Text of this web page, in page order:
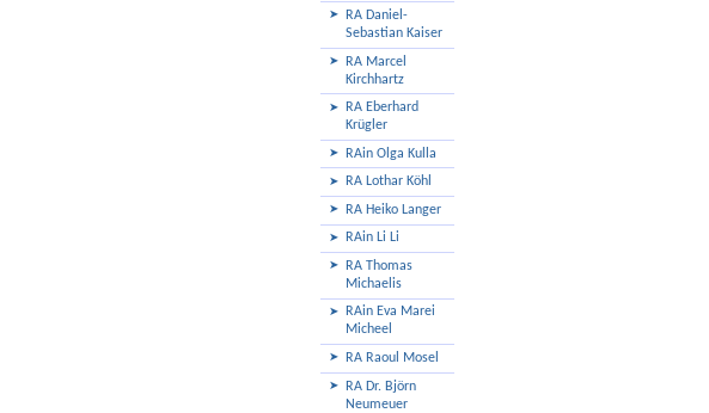
RA Daniel-
Sebastian Kaiser
RA Marcel
Kirchhartz
RA Eberhard
Krügler
RAin Olga Kulla
RA Lothar Köhl
RA Heiko Langer
RAin Li Li
RA Thomas
Michaelis
RAin Eva Marei
Micheel
RA Raoul Mosel
RA Dr. Björn
Neumeuer